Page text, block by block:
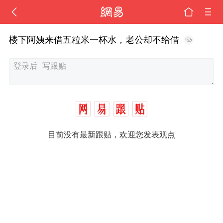
楼下阿姨来借五粒米一杯水，老公却不给借
目前没有最新跟贴，欢迎您发表观点